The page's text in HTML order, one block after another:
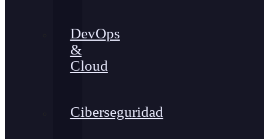
DevOps
&
Cloud
Ciberseguridad